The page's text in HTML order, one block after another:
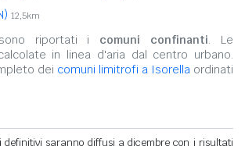
12,5km
riportati i comuni confinanti. Le
in linea d'aria dal centro urbano.
dei comuni limitrofi a Isorella ordinati
definitivi saranno diffusi a dicembre con i risultati